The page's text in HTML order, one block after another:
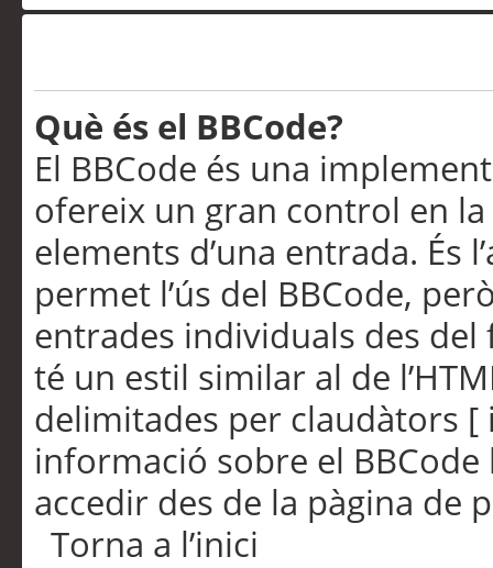
Què és el BBCode?
El BBCode és una
ofereix un gran control en
elements d’una entrada. És
permet l’ús del BBCode,
entrades individuals des
té un estil similar al de
delimitades per claudàtors [
informació sobre el
accedir des de la pàgina de
Torna a l’inici